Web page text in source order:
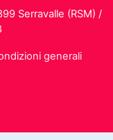
Serravalle (RSM) /
generali